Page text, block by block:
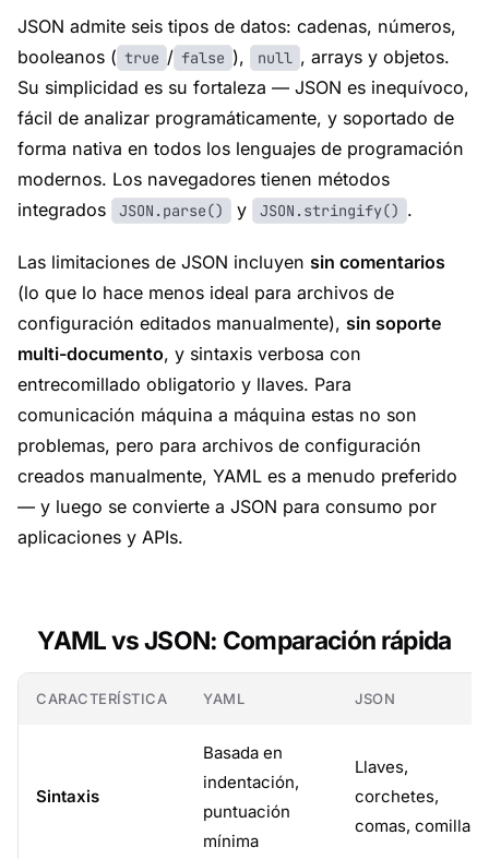
JSON admite seis tipos de datos: cadenas, números,
booleanos ( true / false ), null , arrays y objetos.
Su simplicidad es su fortaleza — JSON es inequívoco,
fácil de analizar programáticamente, y soportado de
forma nativa en todos los lenguajes de programación
modernos. Los navegadores tienen métodos
integrados
JSON.parse() y JSON.stringify() .
Las limitaciones de JSON incluyen sin comentarios
(lo que lo hace menos ideal para archivos de
configuración editados manualmente), sin soporte
multi-documento, y sintaxis verbosa con
entrecomillado obligatorio y llaves. Para
comunicación máquina a máquina estas no son
problemas, pero para archivos de configuración
creados manualmente, YAML es a menudo preferido
— y luego se convierte a JSON para consumo por
aplicaciones y APIs.
YAML vs JSON: Comparación rápida
CARACTERÍSTICA YAML JSON
Sintaxis
Basada en
indentación,
puntuación
mínima
Llaves,
corchetes,
comas, comillas